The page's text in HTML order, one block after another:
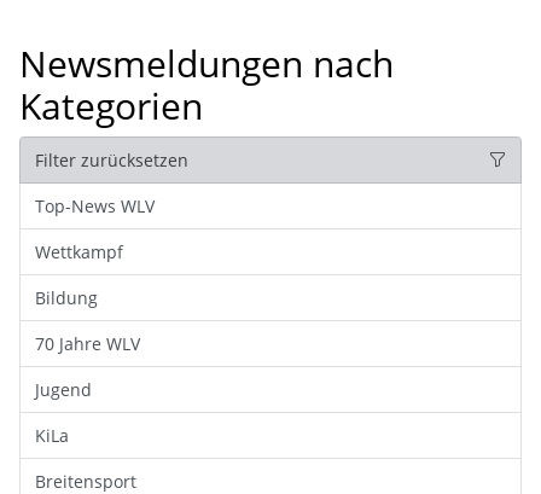
Newsmeldungen nach
Kategorien
Filter zurücksetzen
Top-News WLV
Wettkampf
Bildung
70 Jahre WLV
Jugend
KiLa
Breitensport